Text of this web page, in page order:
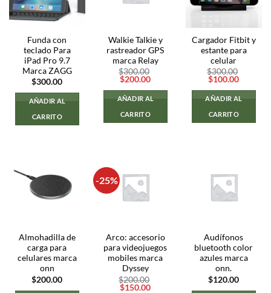
Funda con
teclado Para
iPad Pro 9.7
Marca ZAGG
$300.00
AÑADIR AL
CARRITO
Walkie Talkie y
rastreador GPS
marca Relay
$300.00
El
original
era:
$300.00.
$200.00El
actual
es:
AÑADIR AL
CARRITO
Cargador Fitbit y
estante para
celular
$300.00
El
original
era:
$300.00.
$100.00El
actual
es:
AÑADIR AL
CARRITO
Almohadilla de
carga para
celulares marca
onn
$200.00
-25%
Arco: accesorio
para videojuegos
mobiles marca
Dyssey
$200.00
El
$150.00El
Audífonos
bluetooth color
azules marca
onn.
$120.00